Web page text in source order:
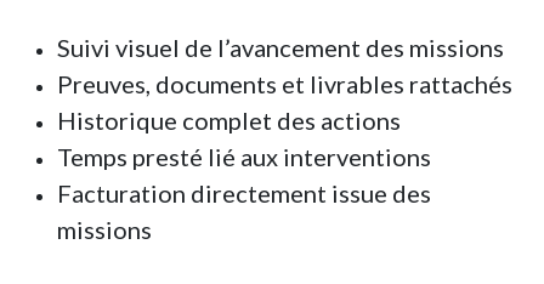
Suivi visuel de l’avancement des missions
Preuves, documents et livrables rattachés
Historique complet des actions
Temps presté lié aux interventions
Facturation directement issue des
missions